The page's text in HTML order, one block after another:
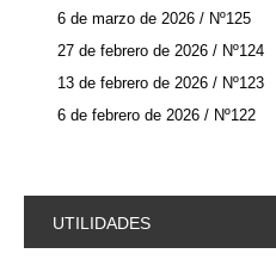
6 de marzo de 2026 / Nº125
27 de febrero de 2026 / Nº124
13 de febrero de 2026 / Nº123
6 de febrero de 2026 / Nº122
UTILIDADES